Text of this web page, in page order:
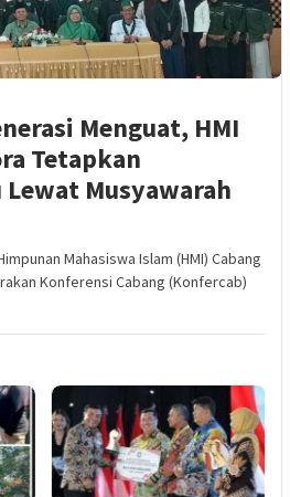
Menguat, HMI
Tetapkan
Musyawarah
Mahasiswa Islam (HMI) Cabang
Konferensi Cabang (Konfercab)